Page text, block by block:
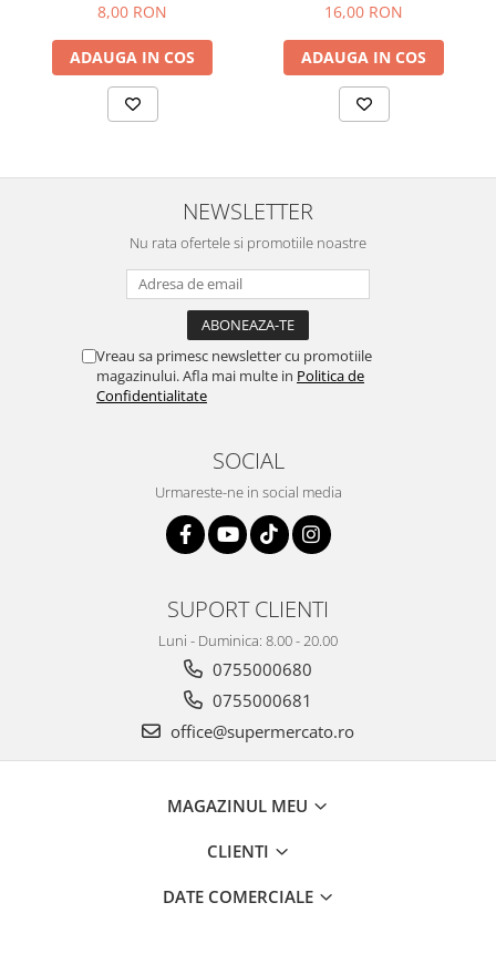
8,00 RON
ADAUGA IN COS
16,00 RON
ADAUGA IN COS
NEWSLETTER
Nu rata ofertele si promotiile noastre
Vreau sa primesc newsletter cu promotiile
magazinului. Afla mai multe in Politica de
Confidentialitate
SOCIAL
Urmareste-ne in social media
SUPORT CLIENTI
Luni - Duminica: 8.00 - 20.00
0755000680
0755000681
office@supermercato.ro
MAGAZINUL MEU
CLIENTI
DATE COMERCIALE